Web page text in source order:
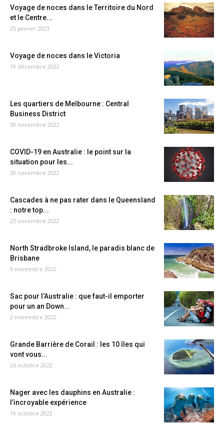
Voyage de noces dans le Territoire du Nord
et le Centre...
25 janvier 2023
Voyage de noces dans le Victoria
19 décembre 2022
Les quartiers de Melbourne : Central
Business District
30 novembre 2022
COVID-19 en Australie : le point sur la
situation pour les...
30 novembre 2022
Cascades à ne pas rater dans le Queensland
: notre top...
23 novembre 2022
North Stradbroke Island, le paradis blanc de
Brisbane
9 novembre 2022
Sac pour l’Australie : que faut-il emporter
pour un an Down...
2 novembre 2022
Grande Barrière de Corail : les 10 îles qui
vont vous...
26 octobre 2022
Nager avec les dauphins en Australie :
l’incroyable expérience
19 octobre 2022